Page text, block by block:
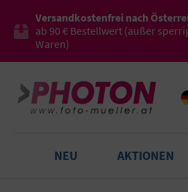
Versandkostenfrei nach
ab 90 € Bestellwert (außer
Waren)
NEU AKTIONEN